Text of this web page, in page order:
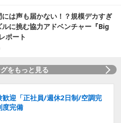
は声も届かない！？規模デカすぎ
に挑む協力アドベンチャー『Big
ポート
をもっと見る
迎「正社員/週休2日制/空調完
度完備